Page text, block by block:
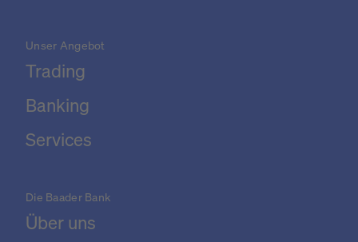
Unser Angebot
Trading
Banking
Services
Die Baader Bank
Über uns